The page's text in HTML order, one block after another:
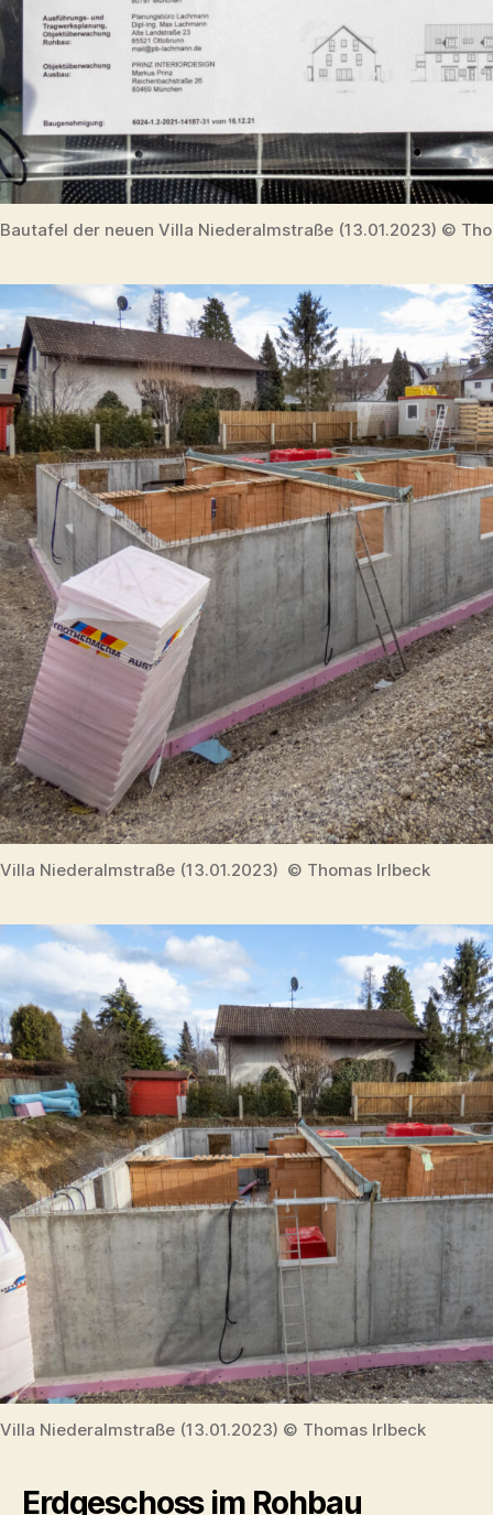
Bautafel der neuen Villa Niederalmstraße (13.01.2023) ©
Villa Niederalmstraße (13.01.2023) © Thomas Irlbeck
Villa Niederalmstraße (13.01.2023) © Thomas Irlbeck
Erdgeschoss im Rohbau